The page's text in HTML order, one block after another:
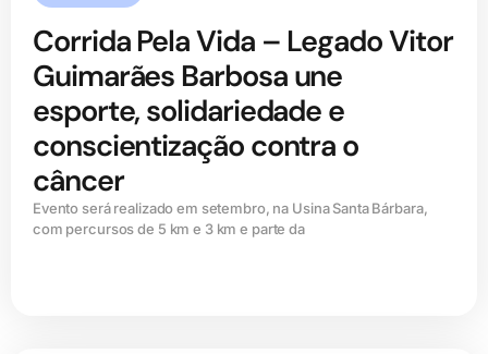
Corrida Pela Vida – Legado Vitor
Guimarães Barbosa une
esporte, solidariedade e
conscientização contra o
câncer
Evento será realizado em setembro, na Usina Santa Bárbara,
com percursos de 5 km e 3 km e parte da